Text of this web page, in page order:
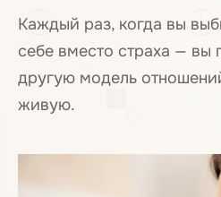
Каждый раз, когда вы
себе вместо страха — вы
другую модель
живую.